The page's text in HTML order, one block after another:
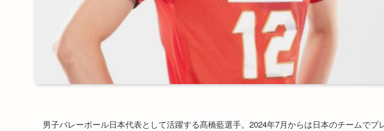
男子バレーボール日本代表として活躍する髙橋藍選手。2024年7月からは日本のチームでプ